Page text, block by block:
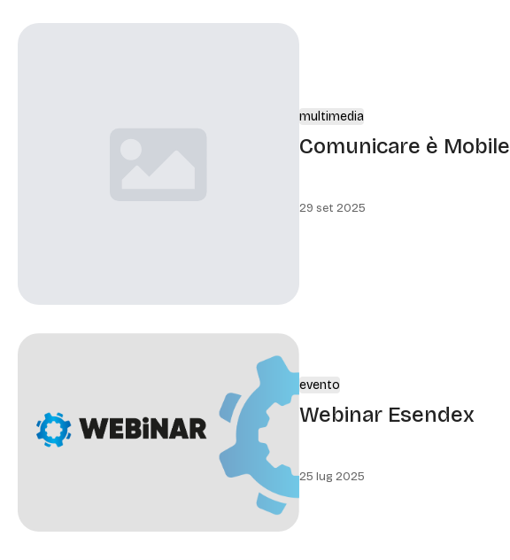
multimedia
Comunicare è Mobile
29 set 2025
evento
Webinar Esendex
25 lug 2025